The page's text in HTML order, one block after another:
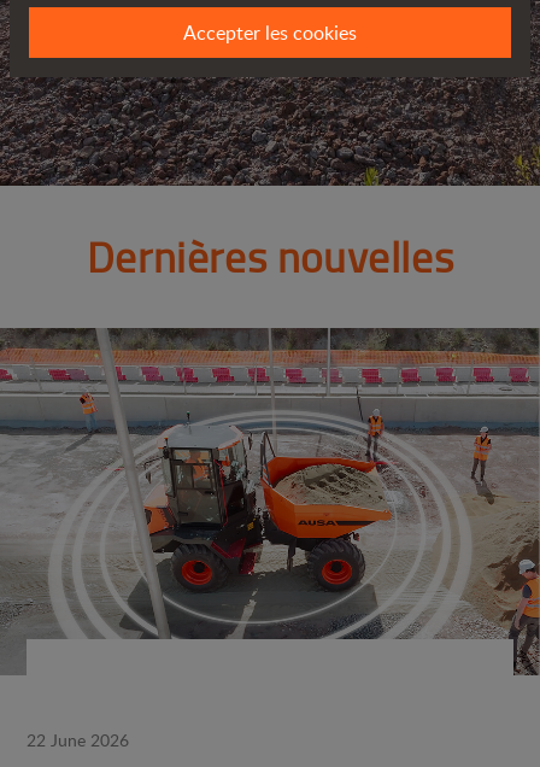
SUIVEZ LES NOUVELLES D’AUSA
Dernières nouvelles
22 June 2026
Accepter les cookies